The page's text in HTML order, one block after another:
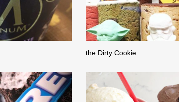
the Dirty Cookie